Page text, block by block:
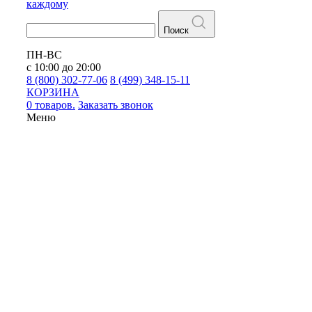
каждому
Поиск
ПН-ВС
с 10:00 до 20:00
8 (800) 302-77-06 8 (499) 348-15-11
КОРЗИНА
0 товаров. Заказать звонок
Меню